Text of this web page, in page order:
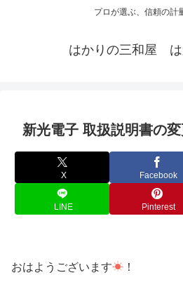
プロが選ぶ、信頼の計
はかりの三和屋 は
新光電子 取扱説明書の
X Facebook
LINE Pinterest
おはようございます☀ ！